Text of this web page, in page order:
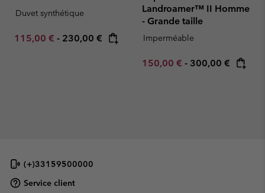
Duvet synthétique
Minimum sale price:
115,00 € - Maximum price:
230,00 €
Landroamer™ II Homme
- Grande taille
Imperméable
Minimum sale price:
150,00 € - Maximum price:
300,00 €
(+)33159500000
Service client